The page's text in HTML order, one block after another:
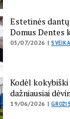
Estetinės
Domus Dentes
05/07/2026 |
Kodėl
dažniausiai
19/06/2026 |